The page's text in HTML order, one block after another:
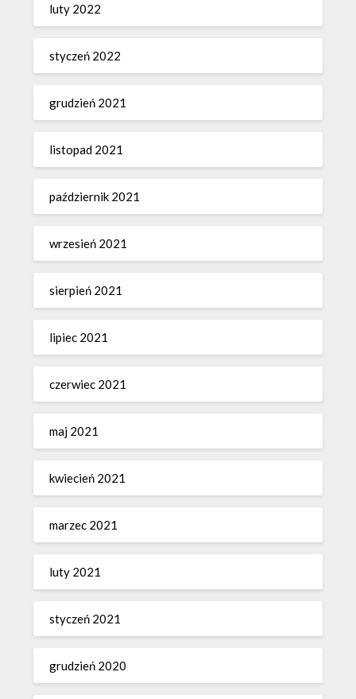
luty 2022
styczeń 2022
grudzień 2021
listopad 2021
październik 2021
wrzesień 2021
sierpień 2021
lipiec 2021
czerwiec 2021
maj 2021
kwiecień 2021
marzec 2021
luty 2021
styczeń 2021
grudzień 2020